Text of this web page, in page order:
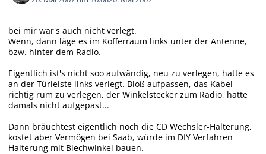
bei mir war's auch nicht verlegt.
Wenn, dann läge es im Kofferraum links unter der Antenne,
bzw. hinter dem Radio.
Eigentlich ist's nicht soo aufwändig, neu zu verlegen, hatte es
an der Türleiste links verlegt. Bloß aufpassen, das Kabel
richtig rum zu verlegen, der Winkelstecker zum Radio, hatte
damals nicht aufgepast...
Dann bräuchtest eigentlich noch die CD Wechsler-Halterung,
kostet aber Vermögen bei Saab, würde im DIY Verfahren
Halterung mit Blechwinkel bauen.